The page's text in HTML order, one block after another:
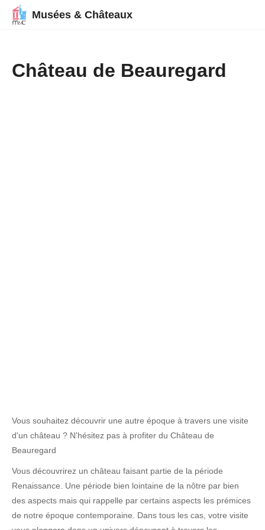
Musées & Châteaux
Château de Beauregard
Vous souhaitez découvrir une autre époque à travers une visite
d'un château ? N'hésitez pas à profiter du Château de
Beauregard
Vous découvrirez un château faisant partie de la période
Renaissance. Une période bien lointaine de la nôtre par bien
des aspects mais qui rappelle par certains aspects les prémices
de notre époque contemporaine. Dans tous les cas, votre visite